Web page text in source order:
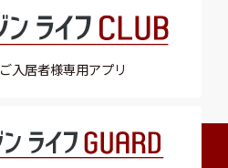
ご入居者様専用アプリ